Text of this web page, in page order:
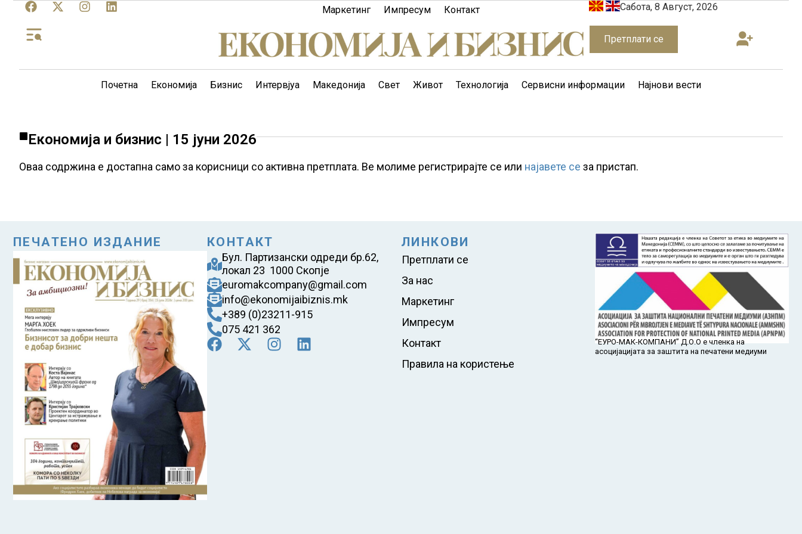
Маркетинг Импресум Контакт Сабота, 8 Август, 2026
Претплати се
Почетна Економија Бизнис Интервјуа Македонија Свет Живот Технологија Сервисни информации Најнови вести
Економија и бизнис | 15 јуни 2026
Оваа содржина е достапна само за корисници со активна претплата. Ве молиме регистрирајте се или најавете се за пристап.
ПЕЧАТЕНО ИЗДАНИЕ КОНТАКТ
Бул. Партизански одреди бр.62,
локал 23 1000 Скопје
euromakcompany@gmail.com
info@ekonomijaibiznis.mk
+389 (0)23211-915
075 421 362
ЛИНКОВИ
Претплати се
За нас
Маркетинг
Импресум
Контакт
Правила на користење
“ЕУРО-МАК-КОМПАНИ” Д.О.О е членка на
асоцијацијата за заштита на печатени медиуми